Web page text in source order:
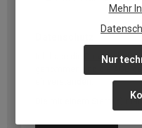
Die mit einem Stern (*)
Mehr
Nur